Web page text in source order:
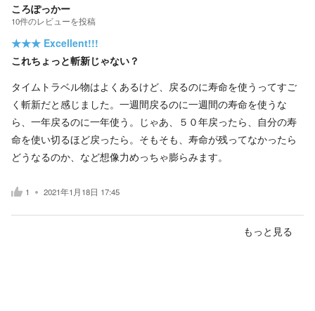
ころぽっかー
10件のレビューを投稿
★★★ Excellent!!!
これちょっと斬新じゃない？
タイムトラベル物はよくあるけど、戻るのに寿命を使うってすご
く斬新だと感じました。一週間戻るのに一週間の寿命を使うな
ら、一年戻るのに一年使う。じゃあ、５０年戻ったら、自分の寿
命を使い切るほど戻ったら。そもそも、寿命が残ってなかったら
どうなるのか、など想像力めっちゃ膨らみます。
1 2021年1月18日 17:45
もっと見る